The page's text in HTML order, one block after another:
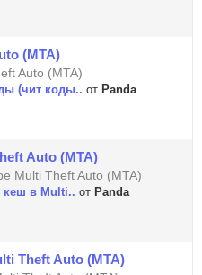
(MTA)
Auto (MTA)
(чит коды.. от Panda
Auto (MTA)
Multi Theft Auto (MTA)
кеш в Multi.. от Panda
Theft Auto (MTA)